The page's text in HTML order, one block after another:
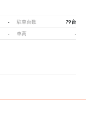
- 駐車台数 79台
- 車高 -